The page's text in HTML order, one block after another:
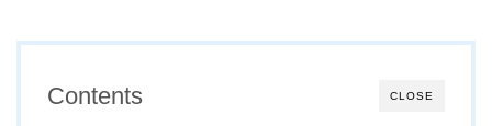
CLOSE
Contents